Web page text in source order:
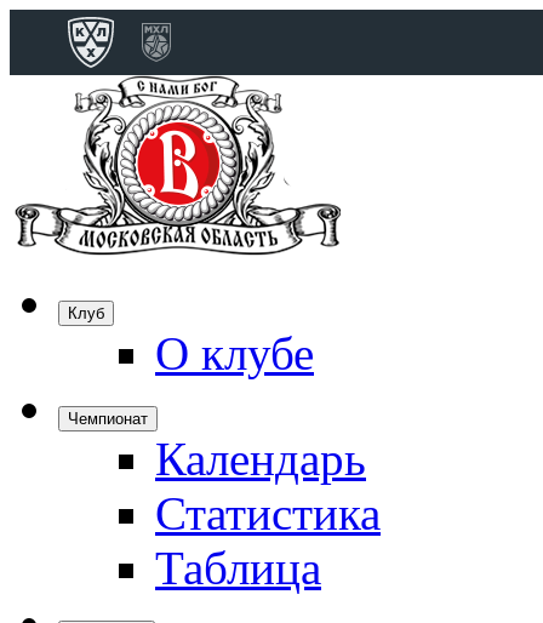
Клуб
О клубе
Чемпионат
Календарь
Статистика
Таблица